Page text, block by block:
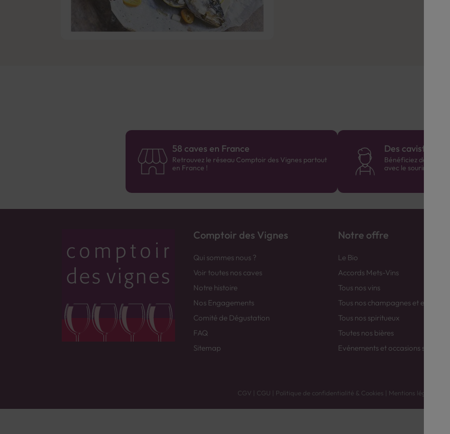
58 caves en France
Retrouvez le réseau Comptoir des Vignes partout
en France !
Des cavistes à
Bénéficiez de
avec le sourire :)
Comptoir des Vignes
Qui sommes nous ?
Voir toutes nos caves
Notre histoire
Nos Engagements
Comité de Dégustation
FAQ
Sitemap
Notre offre
Le Bio
Accords Mets-Vins
Tous nos vins
Tous nos champagnes et
Tous nos spiritueux
Toutes nos bières
Evénements et occasions spéciales
CGV | CGU | Politique de confidentialité & Cookies | Mentions légales